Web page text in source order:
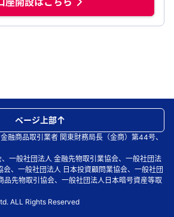
融商品取引業者 関東財務局長（金商）第44号、
一般社団法人 金融先物取引業協会、一般社団法
、一般社団法人 日本投資顧問業協会、一般社団
品先物取引協会、一般社団法人日本暗号資産等取
ALL Rights Reserved
ページ上部